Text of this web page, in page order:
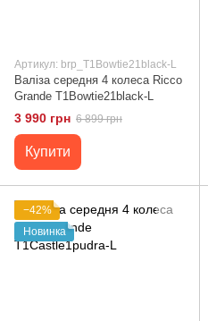
Артикул: brp_T1Bowtie21black-L
Валіза середня 4 колеса Ricco
Grande T1Bowtie21black-L
3 990 грн 6 899 грн
Купити
−42%
Новинка